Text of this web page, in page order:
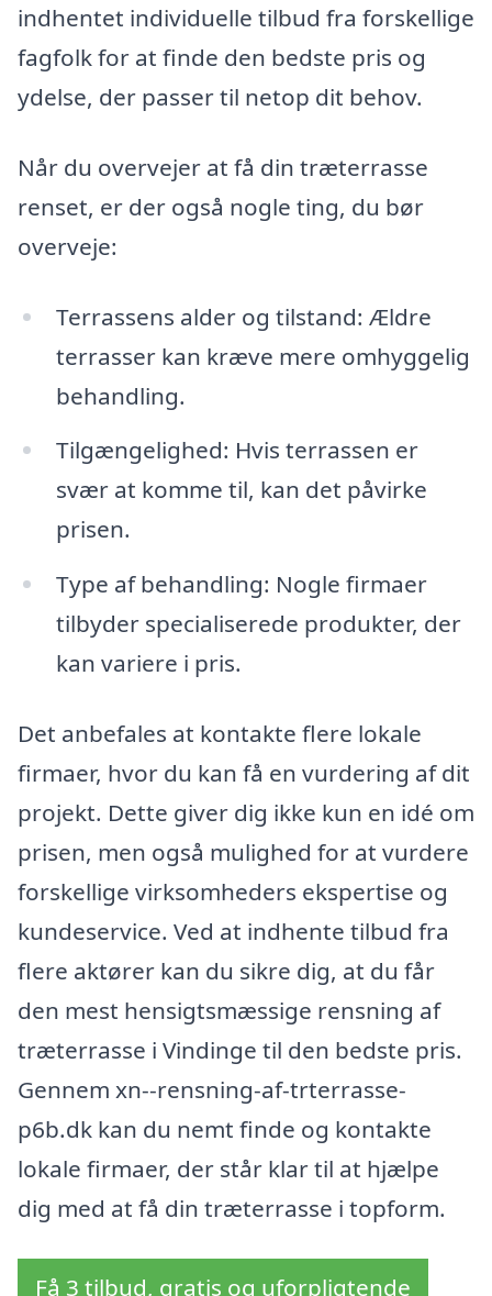
indhentet individuelle tilbud fra forskellige
fagfolk for at finde den bedste pris og
ydelse, der passer til netop dit behov.
Når du overvejer at få din træterrasse
renset, er der også nogle ting, du bør
overveje:
Terrassens alder og tilstand: Ældre
terrasser kan kræve mere omhyggelig
behandling.
Tilgængelighed: Hvis terrassen er
svær at komme til, kan det påvirke
prisen.
Type af behandling: Nogle firmaer
tilbyder specialiserede produkter, der
kan variere i pris.
Det anbefales at kontakte flere lokale
firmaer, hvor du kan få en vurdering af dit
projekt. Dette giver dig ikke kun en idé om
prisen, men også mulighed for at vurdere
forskellige virksomheders ekspertise og
kundeservice. Ved at indhente tilbud fra
flere aktører kan du sikre dig, at du får
den mest hensigtsmæssige rensning af
træterrasse i Vindinge til den bedste pris.
Gennem xn--rensning-af-trterrasse-
p6b.dk kan du nemt finde og kontakte
lokale firmaer, der står klar til at hjælpe
dig med at få din træterrasse i topform.
Få 3 tilbud, gratis og uforpligtende